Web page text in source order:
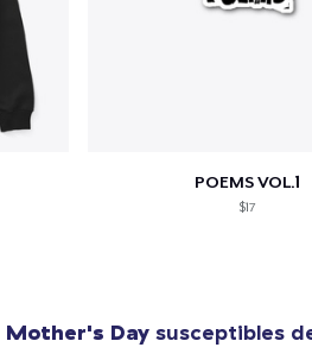
POEMS VOL.1
$17
Mother's Day susceptibles